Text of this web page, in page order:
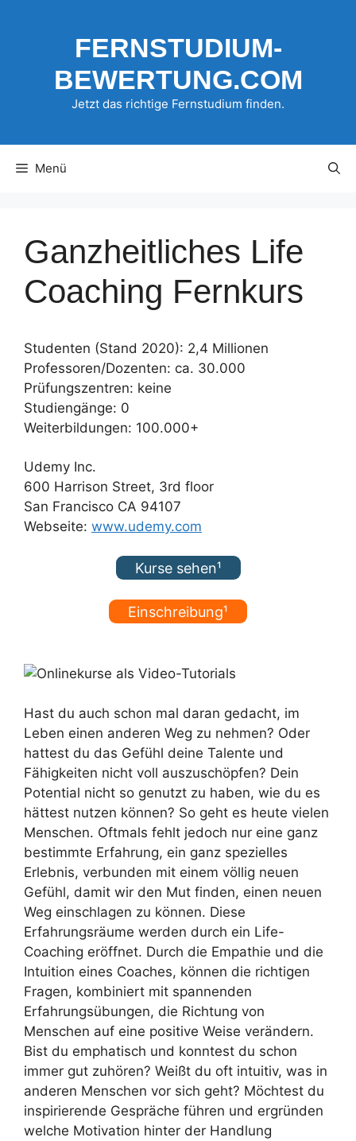
FERNSTUDIUM-
BEWERTUNG.COM
Jetzt das richtige Fernstudium finden.
Menü
Ganzheitliches Life
Coaching Fernkurs
Studenten (Stand 2020): 2,4 Millionen
Professoren/Dozenten: ca. 30.000
Prüfungszentren: keine
Studiengänge: 0
Weiterbildungen: 100.000+
Udemy Inc.
600 Harrison Street, 3rd floor
San Francisco CA 94107
Webseite: www.udemy.com
Kurse sehen¹
Einschreibung¹
Hast du auch schon mal daran gedacht, im
Leben einen anderen Weg zu nehmen? Oder
hattest du das Gefühl deine Talente und
Fähigkeiten nicht voll auszuschöpfen? Dein
Potential nicht so genutzt zu haben, wie du es
hättest nutzen können? So geht es heute vielen
Menschen. Oftmals fehlt jedoch nur eine ganz
bestimmte Erfahrung, ein ganz spezielles
Erlebnis, verbunden mit einem völlig neuen
Gefühl, damit wir den Mut finden, einen neuen
Weg einschlagen zu können. Diese
Erfahrungsräume werden durch ein Life-
Coaching eröffnet. Durch die Empathie und die
Intuition eines Coaches, können die richtigen
Fragen, kombiniert mit spannenden
Erfahrungsübungen, die Richtung von
Menschen auf eine positive Weise verändern.
Bist du emphatisch und konntest du schon
immer gut zuhören? Weißt du oft intuitiv, was in
anderen Menschen vor sich geht? Möchtest du
inspirierende Gespräche führen und ergründen
welche Motivation hinter der Handlung